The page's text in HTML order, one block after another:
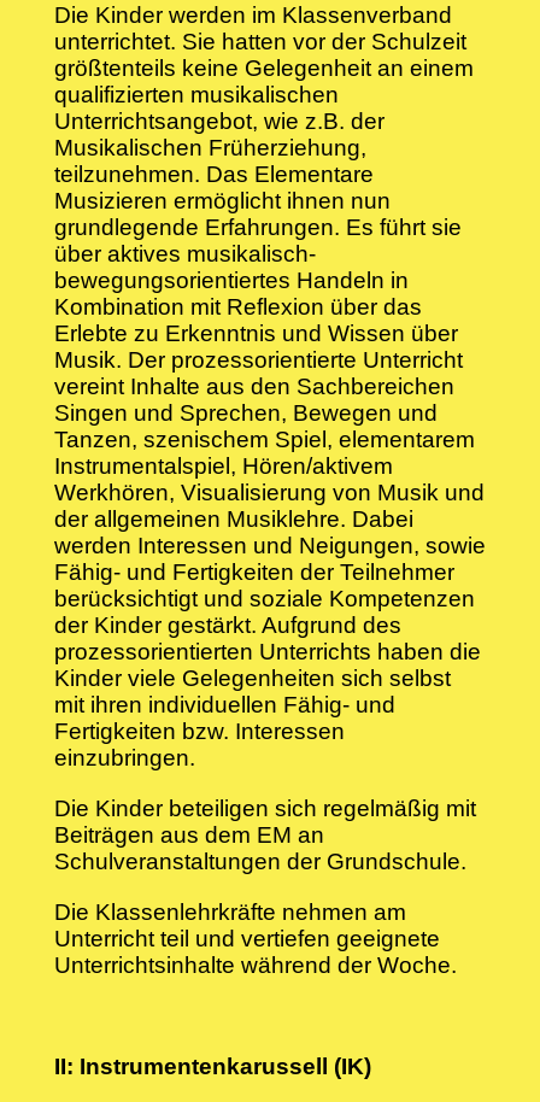
Die Kinder werden im Klassenverband
unterrichtet. Sie hatten vor der Schulzeit
größtenteils keine Gelegenheit an einem
qualifizierten musikalischen
Unterrichtsangebot, wie z.B. der
Musikalischen Früherziehung,
teilzunehmen. Das Elementare
Musizieren ermöglicht ihnen nun
grundlegende Erfahrungen. Es führt sie
über aktives musikalisch-
bewegungsorientiertes Handeln in
Kombination mit Reflexion über das
Erlebte zu Erkenntnis und Wissen über
Musik. Der prozessorientierte Unterricht
vereint Inhalte aus den Sachbereichen
Singen und Sprechen, Bewegen und
Tanzen, szenischem Spiel, elementarem
Instrumentalspiel, Hören/aktivem
Werkhören, Visualisierung von Musik und
der allgemeinen Musiklehre. Dabei
werden Interessen und Neigungen, sowie
Fähig- und Fertigkeiten der Teilnehmer
berücksichtigt und soziale Kompetenzen
der Kinder gestärkt. Aufgrund des
prozessorientierten Unterrichts haben die
Kinder viele Gelegenheiten sich selbst
mit ihren individuellen Fähig- und
Fertigkeiten bzw. Interessen
einzubringen.
Die Kinder beteiligen sich regelmäßig mit
Beiträgen aus dem EM an
Schulveranstaltungen der Grundschule.
Die Klassenlehrkräfte nehmen am
Unterricht teil und vertiefen geeignete
Unterrichtsinhalte während der Woche.
II: Instrumentenkarussell (IK)